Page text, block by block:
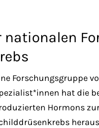
Forschungsgruppe
hat die
Hormons